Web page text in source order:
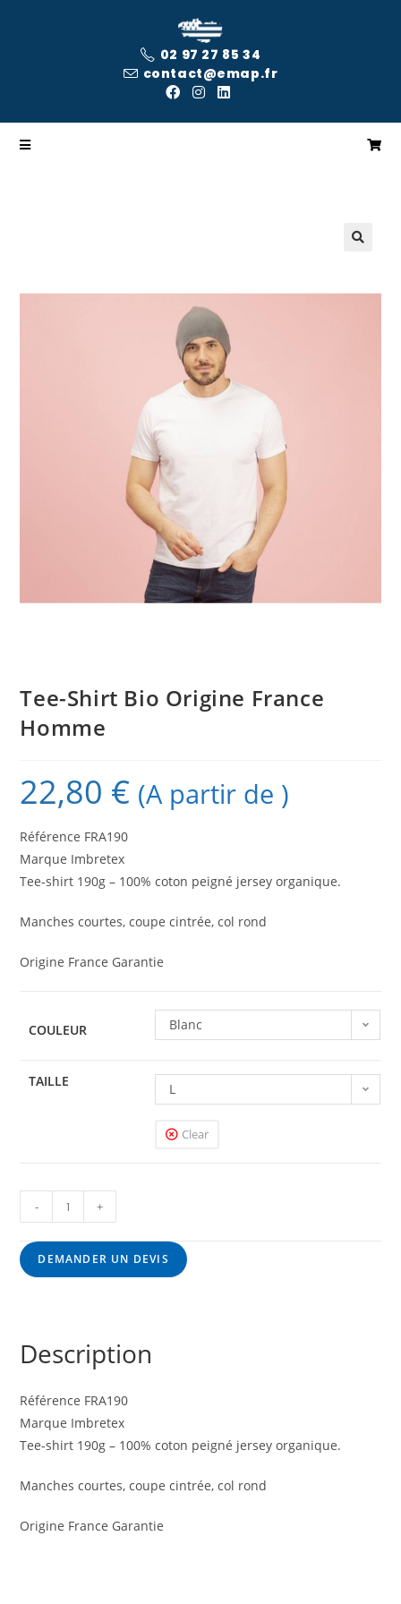
02 97 27 85 34
contact@emap.fr
Tee-Shirt Bio Origine France
Homme
22,80 € (A partir de )
Référence FRA190
Marque Imbretex
Tee-shirt 190g – 100% coton peigné jersey organique.
Manches courtes, coupe cintrée, col rond
Origine France Garantie
COULEUR Blanc
TAILLE L
Clear
- +
DEMANDER UN DEVIS
Description
Référence FRA190
Marque Imbretex
Tee-shirt 190g – 100% coton peigné jersey organique.
Manches courtes, coupe cintrée, col rond
Origine France Garantie